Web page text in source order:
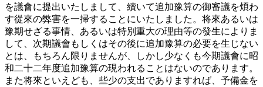
を議會に提出いたしまして、續いて追加豫算の御審議を煩わ
す從來の弊害を一掃することにいたしました。将來あるいは
豫期せざる事情、あるいは特別重大の理由等の發生によりま
して、次期議會もしくはその後に追加豫算の必要を生じない
とは、もちろん限りませんが、しかし少なくも今期議會に昭
和二十二年度追加豫算の現われることはないのであります。
また将來といえども、些少の支出でありますれば、予備金を